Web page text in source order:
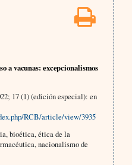
a vacunas: excepcionalismos
17 (1) (edición especial): en
RCB/article/view/3935
bioética, ética de la
nacionalismo de